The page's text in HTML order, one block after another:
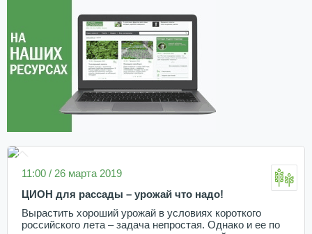
11:00 / 26 марта 2019
ЦИОН для рассады – урожай что надо!
Вырастить хороший урожай в условиях короткого
российского лета – задача непростая. Однако и ее по